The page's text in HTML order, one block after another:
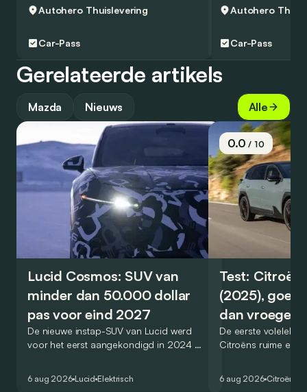
Autohero Thuislevering
Car-Pass
Autohero
Car-Pass
Gerelateerde artikels
Mazda Nieuws Alle
Lucid Cosmos: SUV van
minder dan 50.000 dollar
pas voor eind 2027
De nieuwe instap-SUV van Lucid werd
voor het eerst aangekondigd in 2024 en
constructeur vervoegen.
6 aug 2026 Lucid Elektrisch
0.0/ 10
Test: Citroën
(2025), goed
dan vroeger
De eerste
Citroëns ruime en
dat ook gelukt?
6 aug 2026 Citroën